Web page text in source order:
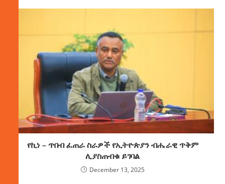
የኪነ – ጥበብ ፈጠራ ስራዎች የኢትዮጵያን ብሔራዊ ጥቅም
ሊያስጠብቁ ይገባል
December 13, 2025